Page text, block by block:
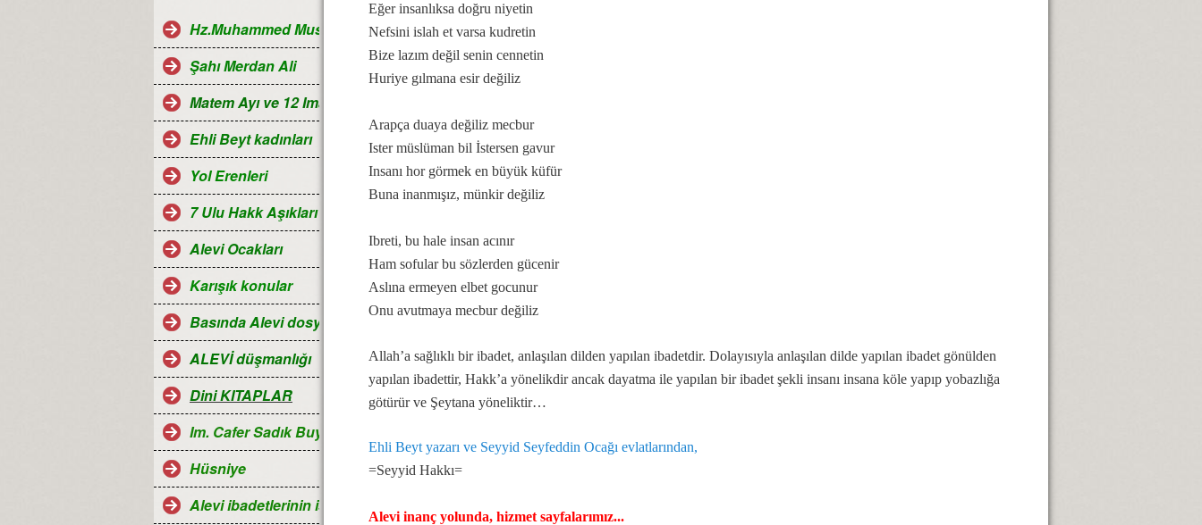
Hz.Muhammed Mustafa
Şahı Merdan Ali
Matem Ayı ve 12 Imamlar
Ehli Beyt kadınları
Yol Erenleri
7 Ulu Hakk Aşıkları ve Halk ozanları
Alevi Ocakları
Karışık konular
Basında Alevi dosyaları
ALEVİ düşmanlığı
Dini KITAPLAR
Im. Cafer Sadık Buyruğu
Hüsniye
Alevi ibadetlerinin islamdaki yeri
Eğer insanlıksa doğru niyetin
Nefsini islah et varsa kudretin
Bize lazım değil senin cennetin
Huriye gılmana esir değiliz
Arapça duaya değiliz mecbur
Ister müslüman bil İstersen gavur
Insanı hor görmek en büyük küfür
Buna inanmışız, münkir değiliz
Ibreti, bu hale insan acınır
Ham sofular bu sözlerden gücenir
Aslına ermeyen elbet gocunur
Onu avutmaya mecbur değiliz
Allah’a sağlıklı bir ibadet, anlaşılan dilden yapılan ibadetdir. Dolayısıyla anlaşılan dilde yapılan ibadet gönülden
yapılan ibadettir, Hakk’a yönelikdir ancak dayatma ile yapılan bir ibadet şekli insanı insana köle yapıp yobazlığa
götürür ve Şeytana yöneliktir…
Ehli Beyt yazarı ve Seyyid Seyfeddin Ocağı evlatlarından,
=Seyyid Hakkı=
Alevi inanç yolunda, hizmet sayfalarımız...